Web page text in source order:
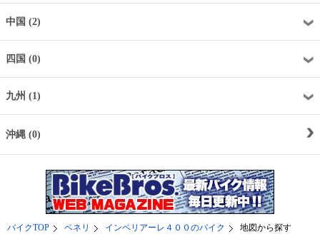
中国 (2)
四国 (0)
九州 (1)
沖縄 (0)
バイクTOP ベネリ インペリアーレ４００のバイク 地図から探す